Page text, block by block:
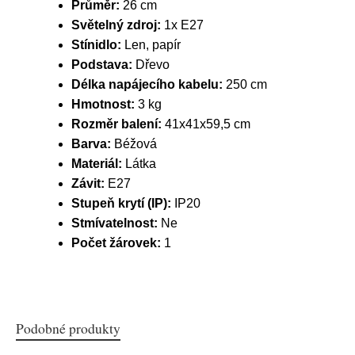
Průměr: 26 cm
Světelný zdroj: 1x E27
Stínidlo: Len, papír
Podstava: Dřevo
Délka napájecího kabelu: 250 cm
Hmotnost: 3 kg
Rozměr balení: 41x41x59,5 cm
Barva: Béžová
Materiál: Látka
Závit: E27
Stupeň krytí (IP):
IP20
Stmívatelnost: Ne
Počet žárovek: 1
Podobné produkty